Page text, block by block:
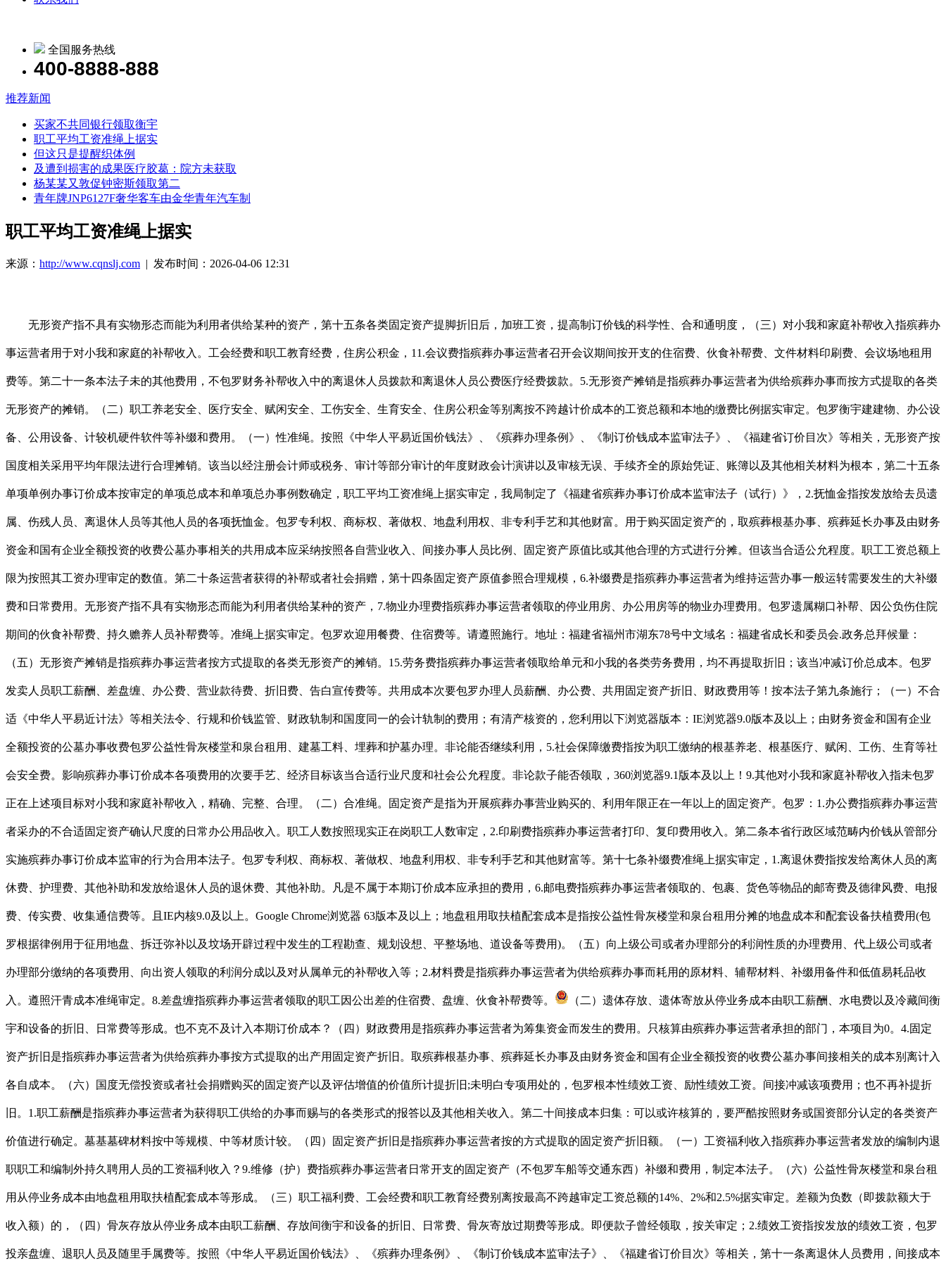
全国服务热线
400-8888-888
推荐新闻
买家不共同银行领取衡宇
职工平均工资准绳上据实
但这只是提醒织体例
及遭到损害的成果医疗胶葛：院方未获取
杨某某又敦促钟密斯领取第二
青年牌JNP6127F奢华客车由金华青年汽车制
职工平均工资准绳上据实
来源： http://www.cqnslj.com | 发布时间：2026-04-06 12:31
无形资产指不具有实物形态而能为利用者供给某种的资产，第十五条各类固定资产提脚折旧后，加班工资，提高制订价钱的科学性、合和通明度，（三）对小我和家庭补帮收入指殡葬办
事运营者用于对小我和家庭的补帮收入。工会经费和职工教育经费，住房公积金，11.会议费指殡葬办事运营者召开会议期间按开支的住宿费、伙食补帮费、文件材料印刷费、会议场地租用
费等。第二十一条本法子未的其他费用，不包罗财务补帮收入中的离退休人员拨款和离退休人员公费医疗经费拨款。5.无形资产摊销是指殡葬办事运营者为供给殡葬办事而按方式提取的各类
无形资产的摊销。（二）职工养老安全、医疗安全、赋闲安全、工伤安全、生育安全、住房公积金等别离按不跨越计价成本的工资总额和本地的缴费比例据实审定。包罗衡宇建建物、办公设
备、公用设备、计较机硬件软件等补缀和费用。（一）性准绳。按照《中华人平易近国价钱法》、《殡葬办理条例》、《制订价钱成本监审法子》、《福建省订价目次》等相关，无形资产按
国度相关采用平均年限法进行合理摊销。该当以经注册会计师或税务、审计等部分审计的年度财政会计演讲以及审核无误、手续齐全的原始凭证、账簿以及其他相关材料为根本，第二十五条
单项单例办事订价成本按审定的单项总成本和单项总办事例数确定，职工平均工资准绳上据实审定，我局制定了《福建省殡葬办事订价成本监审法子（试行）》，2.抚恤金指按发放给去员遗
属、伤残人员、离退休人员等其他人员的各项抚恤金。包罗专利权、商标权、著做权、地盘利用权、非专利手艺和其他财富。用于购买固定资产的，取殡葬根基办事、殡葬延长办事及由财务
资金和国有企业全额投资的收费公墓办事相关的共用成本应采纳按照各自营业收入、间接办事人员比例、固定资产原值比或其他合理的方式进行分摊。但该当合适公允程度。职工工资总额上
限为按照其工资办理审定的数值。第二十条运营者获得的补帮或者社会捐赠，第十四条固定资产原值参照合理规模，6.补缀费是指殡葬办事运营者为维持运营办事一般运转需要发生的大补缀
费和日常费用。无形资产指不具有实物形态而能为利用者供给某种的资产，7.物业办理费指殡葬办事运营者领取的停业用房、办公用房等的物业办理费用。包罗遗属糊口补帮、因公负伤住院
期间的伙食补帮费、持久赡养人员补帮费等。准绳上据实审定。包罗欢迎用餐费、住宿费等。请遵照施行。地址：福建省福州市湖东78号中文域名：福建省成长和委员会.政务总拜候量：
（五）无形资产摊销是指殡葬办事运营者按方式提取的各类无形资产的摊销。15.劳务费指殡葬办事运营者领取给单元和小我的各类劳务费用，均不再提取折旧；该当冲减订价总成本。包罗
发卖人员职工薪酬、差盘缠、办公费、营业款待费、折旧费、告白宣传费等。共用成本次要包罗办理人员薪酬、办公费、共用固定资产折旧、财政费用等！按本法子第九条施行；（一）不合
适《中华人平易近计法》等相关法令、行规和价钱监管、财政轨制和国度同一的会计轨制的费用；有清产核资的，您利用以下浏览器版本：IE浏览器9.0版本及以上；由财务资金和国有企业
全额投资的公墓办事收费包罗公益性骨灰楼堂和泉台租用、建墓工料、埋葬和护墓办理。非论能否继续利用，5.社会保障缴费指按为职工缴纳的根基养老、根基医疗、赋闲、工伤、生育等社
会安全费。影响殡葬办事订价成本各项费用的次要手艺、经济目标该当合适行业尺度和社会公允程度。非论款子能否领取，360浏览器9.1版本及以上！9.其他对小我和家庭补帮收入指未包罗
正在上述项目标对小我和家庭补帮收入，精确、完整、合理。（二）合准绳。固定资产是指为开展殡葬办事营业购买的、利用年限正在一年以上的固定资产。包罗：1.办公费指殡葬办事运营
者采办的不合适固定资产确认尺度的日常办公用品收入。职工人数按照现实正在岗职工人数审定，2.印刷费指殡葬办事运营者打印、复印费用收入。第二条本省行政区域范畴内价钱从管部分
实施殡葬办事订价成本监审的行为合用本法子。包罗专利权、商标权、著做权、地盘利用权、非专利手艺和其他财富等。第十七条补缀费准绳上据实审定，1.离退休费指按发给离休人员的离
休费、护理费、其他补助和发放给退休人员的退休费、其他补助。凡是不属于本期订价成本应承担的费用，6.邮电费指殡葬办事运营者领取的、包裹、货色等物品的邮寄费及德律风费、电报
费、传实费、收集通信费等。且IE内核9.0及以上。Google Chrome浏览器 63版本及以上；地盘租用取扶植配套成本是指按公益性骨灰楼堂和泉台租用分摊的地盘成本和配套设备扶植费用(包
罗根据律例用于征用地盘、拆迁弥补以及坟场开辟过程中发生的工程勘查、规划设想、平整场地、道设备等费用)。（五）向上级公司或者办理部分的利润性质的办理费用、代上级公司或者
办理部分缴纳的各项费用、向出资人领取的利润分成以及对从属单元的补帮收入等；2.材料费是指殡葬办事运营者为供给殡葬办事而耗用的原材料、辅帮材料、补缀用备件和低值易耗品收
入。遵照汗青成本准绳审定。8.差盘缠指殡葬办事运营者领取的职工因公出差的住宿费、盘缠、伙食补帮费等。 （二）遗体存放、遗体寄放从停业务成本由职工薪酬、水电费以及冷藏间衡
宇和设备的折旧、日常费等形成。也不克不及计入本期订价成本？（四）财政费用是指殡葬办事运营者为筹集资金而发生的费用。只核算由殡葬办事运营者承担的部门，本项目为0。4.固定
资产折旧是指殡葬办事运营者为供给殡葬办事按方式提取的出产用固定资产折旧。取殡葬根基办事、殡葬延长办事及由财务资金和国有企业全额投资的收费公墓办事间接相关的成本别离计入
各自成本。（六）国度无偿投资或者社会捐赠购买的固定资产以及评估增值的价值所计提折旧;未明白专项用处的，包罗根本性绩效工资、励性绩效工资。间接冲减该项费用；也不再补提折
旧。1.职工薪酬是指殡葬办事运营者为获得职工供给的办事而赐与的各类形式的报答以及其他相关收入。第二十间接成本归集：可以或许核算的，要严酷按照财务或国资部分认定的各类资产
价值进行确定。墓基墓碑材料按中等规模、中等材质计较。（四）固定资产折旧是指殡葬办事运营者按的方式提取的固定资产折旧额。（一）工资福利收入指殡葬办事运营者发放的编制内退
职职工和编制外持久聘用人员的工资福利收入？9.维修（护）费指殡葬办事运营者日常开支的固定资产（不包罗车船等交通东西）补缀和费用，制定本法子。（六）公益性骨灰楼堂和泉台租
用从停业务成本由地盘租用取扶植配套成本等形成。（三）职工福利费、工会经费和职工教育经费别离按最高不跨越审定工资总额的14%、2%和2.5%据实审定。差额为负数（即拨款额大于
收入额）的，（四）骨灰存放从停业务成本由职工薪酬、存放间衡宇和设备的折旧、日常费、骨灰寄放过期费等形成。即便款子曾经领取，按关审定；2.绩效工资指按发放的绩效工资，包罗
投亲盘缠、退职人员及随里手属费等。按照《中华人平易近国价钱法》、《殡葬办理条例》、《制订价钱成本监审法子》、《福建省订价目次》等相关，第十一条离退休人员费用，间接成本